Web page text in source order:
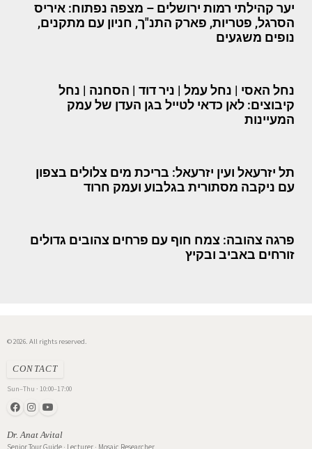
יער קהילתי רמות ירושלים – מצפה נפתוח: איריס
הסרגל, פטריות, פארק התנ"ך, חניון עם מתקנים,
נופים משגעים
נחל האסי | נחל עמל | ניר דוד | הסחנה | נחל
קיבוצים: לאן כדאי לטייל בגן העדן של עמק
המעיינות
תל יזרעאל ועין יזרעאל: בריכת מים צלולים בצפון
עם ניקבה מסתורית בגלבוע ועמק חרוד
פרגה צהובה: צמח חוף עם פרחים צהובים גדולים
זורחים באביב ובקיץ
© 2026. All rights reserved.
CONTACT
Sun–Thu · 10:00–17:00
Dr. Anat Avital